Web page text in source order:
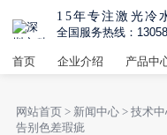
15年专注激光冷
全国服务热线：
首页 企业介绍 产品中
网站首页> 新闻中心> 技术
告别色差瑕疵